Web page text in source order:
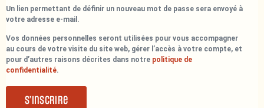
Un lien permettant de définir un nouveau mot de passe sera envoyé à
votre adresse e-mail.
Vos données personnelles seront utilisées pour vous accompagner
au cours de votre visite du site web, gérer l’accès à votre compte, et
pour d’autres raisons décrites dans notre politique de
confidentialité.
S’inscrire